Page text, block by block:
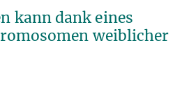
kann dank eines
weiblicher